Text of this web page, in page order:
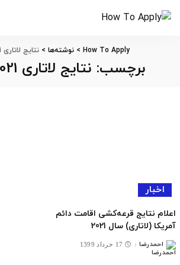
How To Apply
>نوشته‌ها >نتایج لاتاری 2021 آمریکا
برچسب: نتایج لاتاری 2021 آمریکا
اخبار
اعلام نتایج قرعه‌کشی اقامت دائم
آمریکا (لاتاری) سال 2021
ارسال
شده
توسط
احمدرضا 17 خرداد 1399